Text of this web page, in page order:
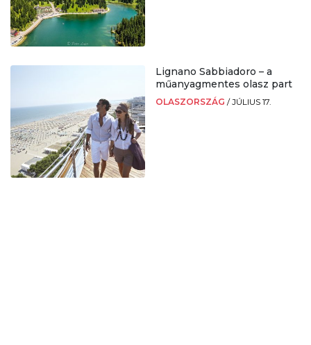
Lignano Sabbiadoro – a
műanyagmentes olasz part
OLASZORSZÁG /JÚLIUS 17.